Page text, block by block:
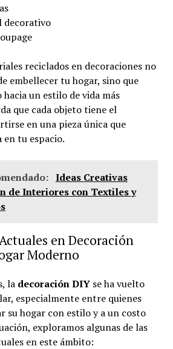
decorativo
reciclados en decoraciones no
embellecer tu hogar, sino que
un estilo de vida más
que cada objeto tiene el
en una pieza única que
tu espacio.
Ideas Creativas
de Interiores con Textiles y
en Decoración
Moderno
la decoración DIYse ha vuelto
especialmente entre quienes
su hogar con estilo y a un costo
exploramos algunas de las
en este ámbito: